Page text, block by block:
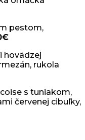
pestom,
hovädzej
rukola
s tuniakom,
červenej cibuľky,